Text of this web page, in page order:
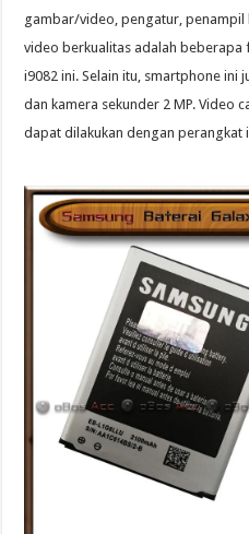
gambar/video, pengatur, penampil
video berkualitas adalah beberapa
i9082 ini. Selain itu, smartphone ini
dan kamera sekunder 2 MP. Video
dapat dilakukan dengan perangkat